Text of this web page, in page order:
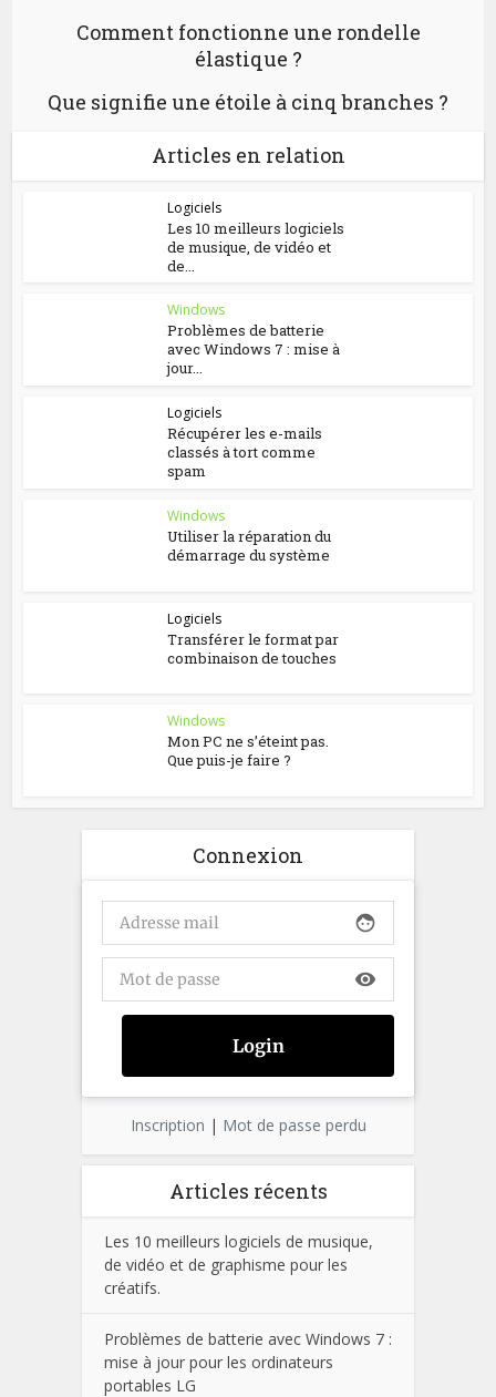
Comment fonctionne une rondelle
élastique ?
Que signifie une étoile à cinq branches ?
Articles en relation
Logiciels
Les 10 meilleurs logiciels
de musique, de vidéo et
de...
Windows
Problèmes de batterie
avec Windows 7 : mise à
jour...
Logiciels
Récupérer les e-mails
classés à tort comme
spam
Windows
Utiliser la réparation du
démarrage du système
Logiciels
Transférer le format par
combinaison de touches
Windows
Mon PC ne s’éteint pas.
Que puis-je faire ?
Connexion
face
visibility
Inscription | Mot de passe perdu
Articles récents
Les 10 meilleurs logiciels de musique,
de vidéo et de graphisme pour les
créatifs.
Problèmes de batterie avec Windows 7 :
mise à jour pour les ordinateurs
portables LG